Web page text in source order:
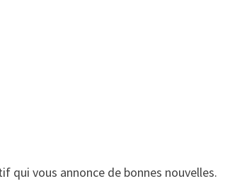
qui vous annonce de bonnes nouvelles.